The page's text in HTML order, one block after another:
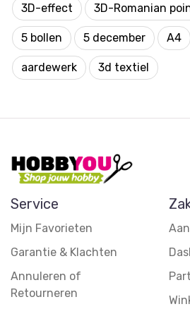
3D-effect 3D-Romanian
5 bollen 5 december A4
aardewerk 3d textiel
Service
Mijn Favorieten
Garantie & Klachten
Annuleren of
Retourneren